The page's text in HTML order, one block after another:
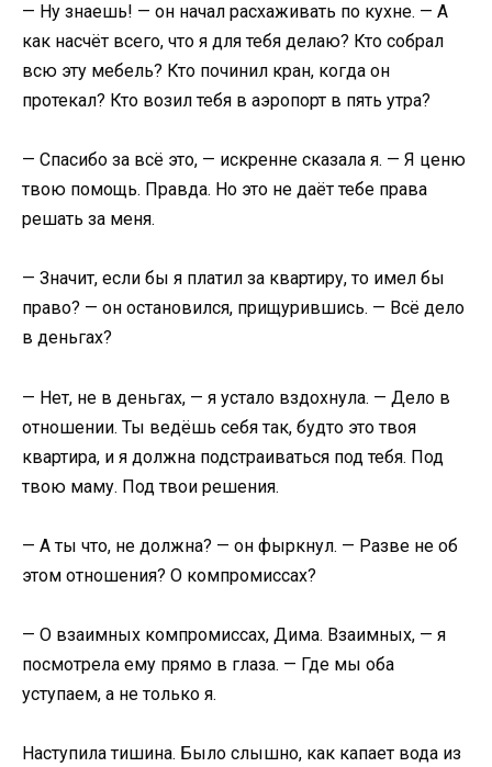
— Ну знаешь! — он начал расхаживать по кухне. — А
как насчёт всего, что я для тебя делаю? Кто собрал
всю эту мебель? Кто починил кран, когда он
протекал? Кто возил тебя в аэропорт в пять утра?
— Спасибо за всё это, — искренне сказала я. — Я ценю
твою помощь. Правда. Но это не даёт тебе права
решать за меня.
— Значит, если бы я платил за квартиру, то имел бы
право? — он остановился, прищурившись. — Всё дело
в деньгах?
— Нет, не в деньгах, — я устало вздохнула. — Дело в
отношении. Ты ведёшь себя так, будто это твоя
квартира, и я должна подстраиваться под тебя. Под
твою маму. Под твои решения.
— А ты что, не должна? — он фыркнул. — Разве не об
этом отношения? О компромиссах?
— О взаимных компромиссах, Дима. Взаимных, — я
посмотрела ему прямо в глаза. — Где мы оба
уступаем, а не только я.
Наступила тишина. Было слышно, как капает вода из